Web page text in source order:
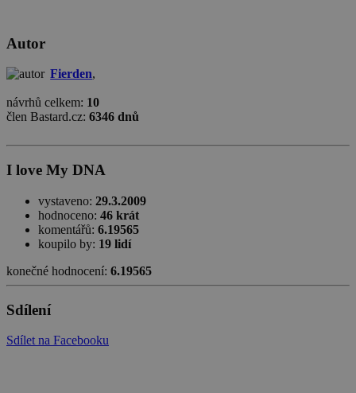
Autor
Fierden,
návrhů celkem: 10
člen Bastard.cz: 6346 dnů
I love My DNA
vystaveno: 29.3.2009
hodnoceno: 46 krát
komentářů: 6.19565
koupilo by: 19 lidí
konečné hodnocení: 6.19565
Sdílení
Sdílet na Facebooku